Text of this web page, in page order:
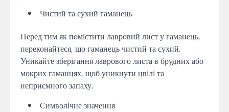
Чистий та сухий гаманець
Перед тим як помістити лавровий лист у гаманець,
переконайтеся, що гаманець чистий та сухий.
Уникайте зберігання лаврового листа в брудних або
мокрих гаманцях, щоб уникнути цвілі та
неприємного запаху.
Символічне значення